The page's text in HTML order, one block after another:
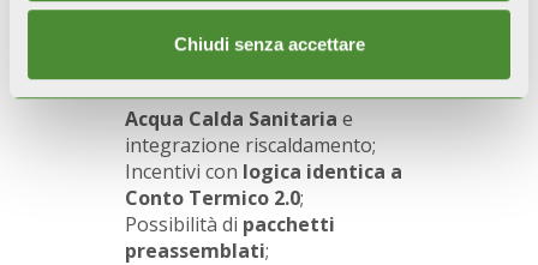
Chiudi senza accettare
SOLARE TERMICOSulpack e
pannelli FPM
Acqua Calda Sanitaria e
integrazione riscaldamento;
Incentivi con logica identica a
Conto Termico 2.0;
Possibilità di pacchetti
preassemblati;